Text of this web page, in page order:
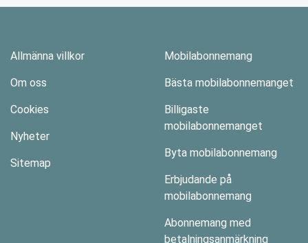
Allmänna villkor
Om oss
Cookies
Nyheter
Sitemap
Mobilabonnemang
Bästa mobilabonnemanget
Billigaste
mobilabonnemanget
Byta mobilabonnemang
Erbjudande på
mobilabonnemang
Abonnemang med
betalningsanmärkning